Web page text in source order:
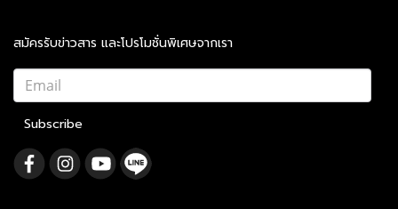
สมัครรับข่าวสาร และโปรโมชั่นพิเศษจากเรา
Subscribe